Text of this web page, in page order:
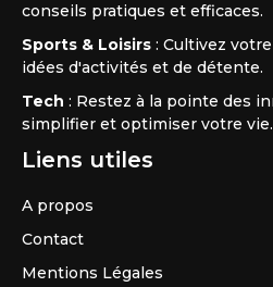
conseils pratiques et efficaces.
Sports & Loisirs : Cultivez
idées d'activités et de détente.
Tech : Restez à la pointe des
simplifier et optimiser votre vie.
Liens utiles
A propos
Contact
Mentions Légales